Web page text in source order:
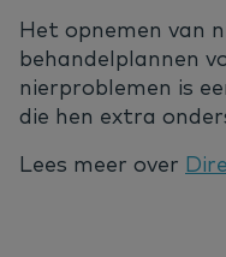
Het opnemen van
behandelplannen
nierproblemen is
die hen extra
Lees meer over